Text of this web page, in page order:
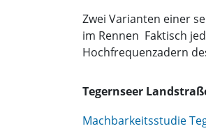
Zwei Varianten einer
im Rennen  Faktisch
Hochfrequenzadern
Tegernseer
Machbarkeitsstudie